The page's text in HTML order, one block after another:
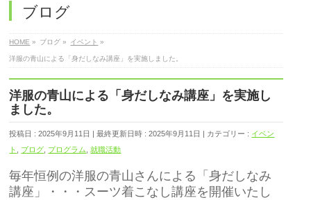
ブログ
HOME » ブログ » イベント »
洋服の青山による「身だしなみ講座」を実施しました。
洋服の青山による「身だしなみ講座」を実施し
ました。
投稿日 : 2025年9月11日 最終更新日時 : 2025年9月11日 カテゴリー : イベン
ト
ブログ プログラム ,就職活動
毎年恒例の洋服の青山さんによる「身だしなみ
講座」・・・スーツ着こなし講座を開催いたし